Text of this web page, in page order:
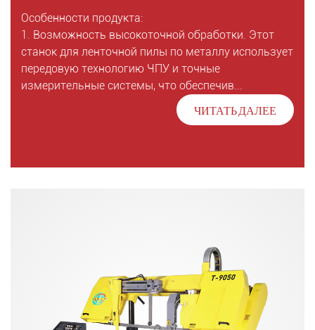
Особенности продукта:
1. Возможность высокоточной обработки. Этот
станок для ленточной пилы по металлу использует
передовую технологию ЧПУ и точные
измерительные системы, что обеспечив...
ЧИТАТЬ ДАЛЕЕ